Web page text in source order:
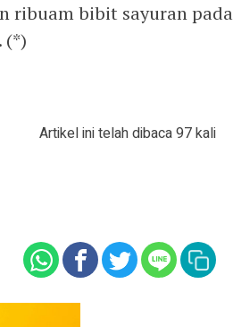
ribuam bibit sayuran pada
(*)
Artikel ini telah dibaca 97 kali